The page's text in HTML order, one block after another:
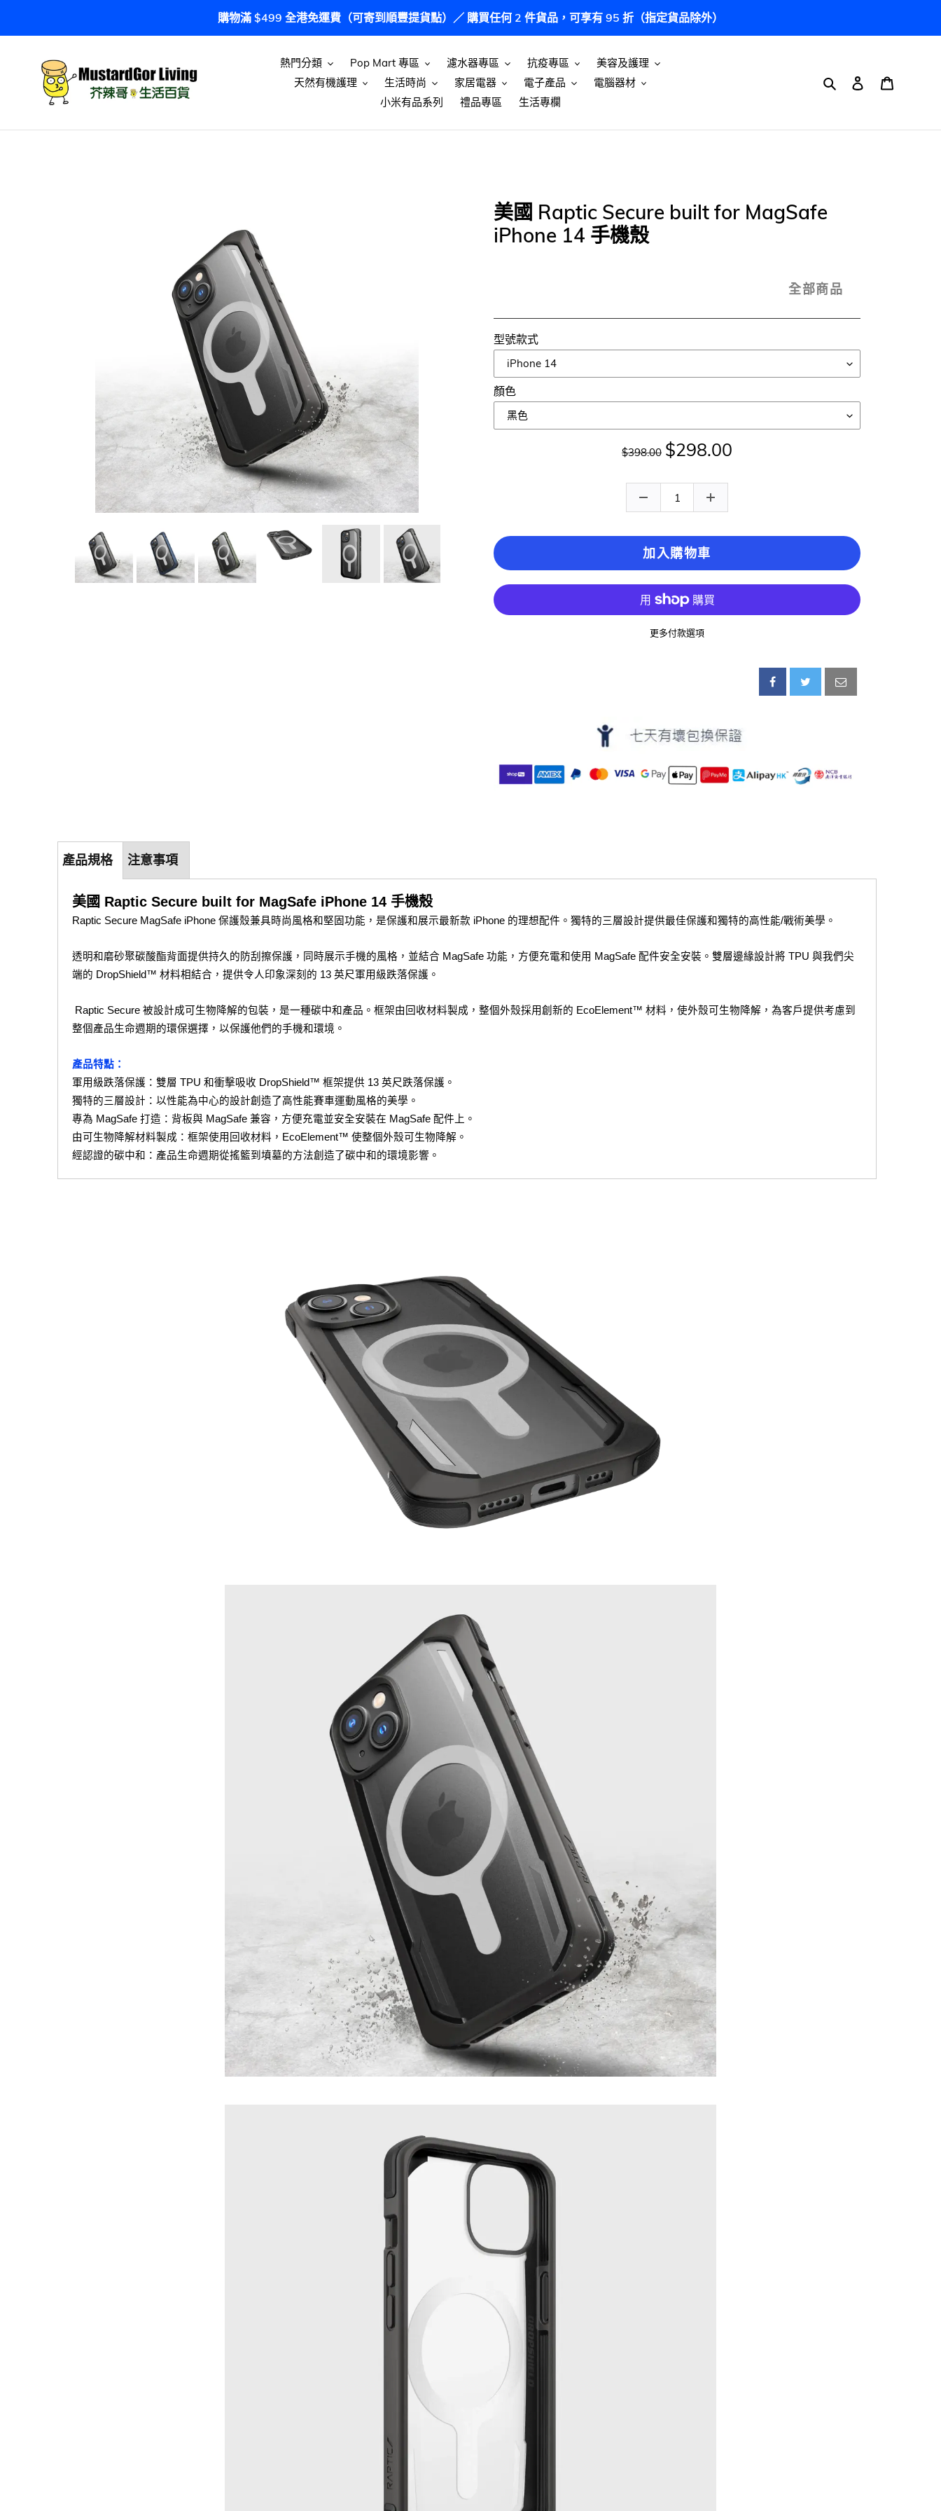
內
購物滿 $499 全港免運費（可寄到順豐提貨點）／ 購買任何 2 件貨品，可享有 95 折（指定貨品除外）
熱門分類 Pop Mart 專區 濾水器專區 抗疫專區
美容及護理
天然有機護理
生活時尚 家居電器 電子產品
電腦器材
小米有品系列
禮品專區 生活專欄
搜尋 登入
美國 Raptic Secure built for MagSafe
iPhone 14 手機殼
全部商品
型號款式
顏色
$398.00 $298.00
加入購物車
更多付款選項
產品規格 注意事項
美國 Raptic Secure built for MagSafe iPhone 14 手機殼
Raptic Secure MagSafe iPhone 保護殼兼具時尚風格和堅固功能，是保護和展示最新款 iPhone 的理想配件。獨特的三層設計提供最佳保護和獨特的高性能/戰術美學。
透明和磨砂聚碳酸酯背面提供持久的防刮擦保護，同時展示手機的風格，並結合 MagSafe 功能，方便充電和使用 MagSafe 配件安全安裝。雙層邊緣設計將 TPU 與我們尖
端的 DropShield™ 材料相結合，提供令人印象深刻的 13 英尺軍用級跌落保護。
Raptic Secure 被設計成可生物降解的包裝，是一種碳中和產品。框架由回收材料製成，整個外殼採用創新的 EcoElement™ 材料，使外殼可生物降解，為客戶提供考慮到
整個產品生命週期的環保選擇，以保護他們的手機和環境。
產品特點：
軍用級跌落保護：雙層 TPU 和衝擊吸收 DropShield™ 框架提供 13 英尺跌落保護。
獨特的三層設計：以性能為中心的設計創造了高性能賽車運動風格的美學。
專為 MagSafe 打造：背板與 MagSafe 兼容，方便充電並安全安裝在 MagSafe 配件上。
由可生物降解材料製成：框架使用回收材料，EcoElement™ 使整個外殼可生物降解。
經認證的碳中和：產品生命週期從搖籃到墳墓的方法創造了碳中和的環境影響。